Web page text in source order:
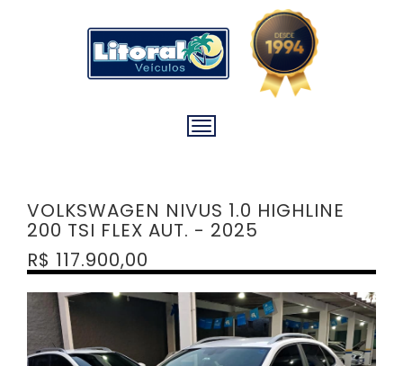
VOLKSWAGEN NIVUS 1.0 HIGHLINE
200 TSI FLEX AUT. - 2025
R$ 117.900,00